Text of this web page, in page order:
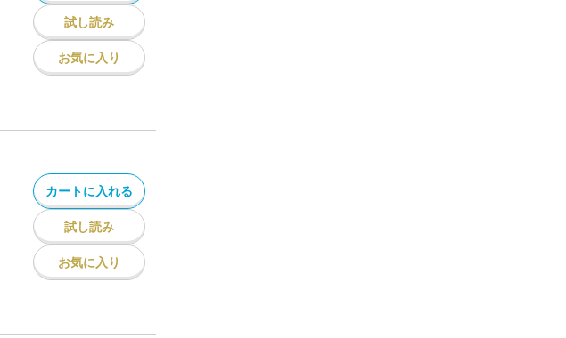
試し読み
お気に入り
カートに入れる
試し読み
お気に入り